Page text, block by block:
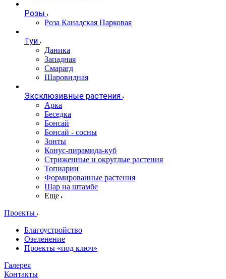
Розы
Роза Канадская Парковая
Туи
Даника
Западная
Смарагд
Шаровидная
Эксклюзивные растения
Арка
Беседка
Бонсай
Бонсай - сосны
Зонты
Конус-пирамида-куб
Стриженные и округлые растения
Топиарии
Формированные растения
Шар на штамбе
Еще
Проекты
Благоустройство
Озеленение
Проекты «под ключ»
Галерея
Контакты